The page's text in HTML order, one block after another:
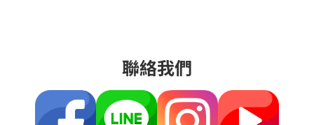
聯絡我們